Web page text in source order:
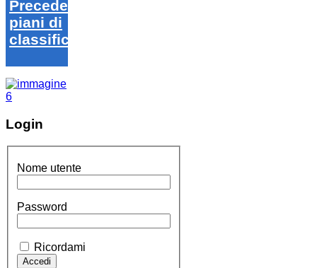
Precedenti
piani di
classifica
Login
Nome utente
Password
Ricordami